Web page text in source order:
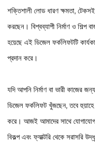
শক্তিশালী লোড ধারণ ক্ষমতা, টেকসই
করছেন। বিশ্বব্যাপী নির্মাণ ও শিল্প
হয়েছে এই ডিজেল ফর্কলিফটটি
প্রদান করে।
যদি আপনি নির্মাণ বা ভারী কাজের
ডিজেল ফর্কলিফট খুঁজছেন, তবে
করে। আজই আমাদের সাথে
বিকল্প এবং ফ্যাক্টরি থেকে সরাসরি